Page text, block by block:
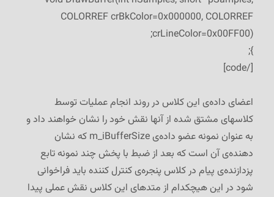
COLORREF crBkColor=0x000000, COLORREF
crLineColor=0x00FF00);
};
[/code]
اعضای داده‌ی این کلاس در روند انجام عملیات توسط
کلاسهای مشتق شده از آنها نقش خود را نشان خواهند داد و
به عنوان نمونه عضو داده‌ی m_iBufferSize که نشان
دهنده‌ی آن است که بعد از ضبط با پخش چند نمونه تابع
پزدازنده‌ی پیام در کلاس پنجره‌ی کنترل کننده باید فراخوانی
شود در این هیچکدام از متدهای این کلاس نقش عملی پیدا